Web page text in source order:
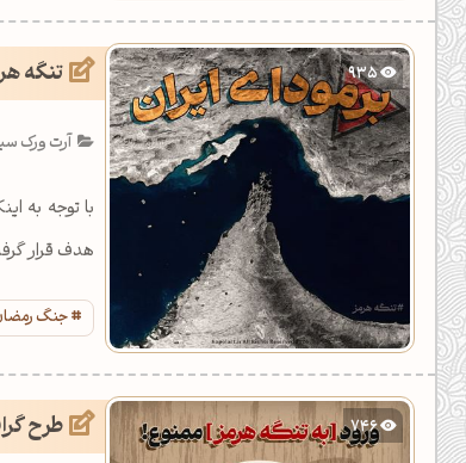
935 تنگه
آرت ورک
با توجه به
هدف قرار
جنگ
746 طرح